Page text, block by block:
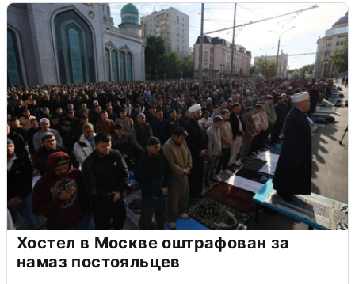
Хостел в Москве оштрафован за
намаз постояльцев